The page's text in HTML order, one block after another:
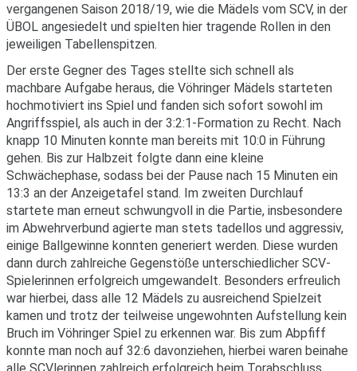
vergangenen Saison 2018/19, wie die Mädels vom SCV, in der
ÜBOL angesiedelt und spielten hier tragende Rollen in den
jeweiligen Tabellenspitzen.
Der erste Gegner des Tages stellte sich schnell als
machbare Aufgabe heraus, die Vöhringer Mädels starteten
hochmotiviert ins Spiel und fanden sich sofort sowohl im
Angriffsspiel, als auch in der 3:2:1-Formation zu Recht. Nach
knapp 10 Minuten konnte man bereits mit 10:0 in Führung
gehen. Bis zur Halbzeit folgte dann eine kleine
Schwächephase, sodass bei der Pause nach 15 Minuten ein
13:3 an der Anzeigetafel stand. Im zweiten Durchlauf
startete man erneut schwungvoll in die Partie, insbesondere
im Abwehrverbund agierte man stets tadellos und aggressiv,
einige Ballgewinne konnten generiert werden. Diese wurden
dann durch zahlreiche Gegenstöße unterschiedlicher SCV-
Spielerinnen erfolgreich umgewandelt. Besonders erfreulich
war hierbei, dass alle 12 Mädels zu ausreichend Spielzeit
kamen und trotz der teilweise ungewohnten Aufstellung kein
Bruch im Vöhringer Spiel zu erkennen war. Bis zum Abpfiff
konnte man noch auf 32:6 davonziehen, hierbei waren beinahe